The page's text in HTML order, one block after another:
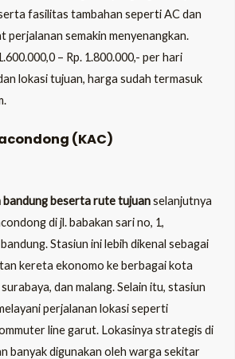
fasilitas tambahan seperti AC dan
perjalanan semakin menyenangkan.
– Rp. 1.800.000,- per hari
lokasi tujuan, harga sudah termasuk
(KAC)
bandung beserta rute tujuanselanjutnya
di jl. babakan sari no, 1,
Stasiun ini lebih dikenal sebagai
kereta ekonomo ke berbagai kota
dan malang. Selain itu, stasiun
perjalanan lokasi seperti
line garut. Lokasinya strategis di
banyak digunakan oleh warga sekitar